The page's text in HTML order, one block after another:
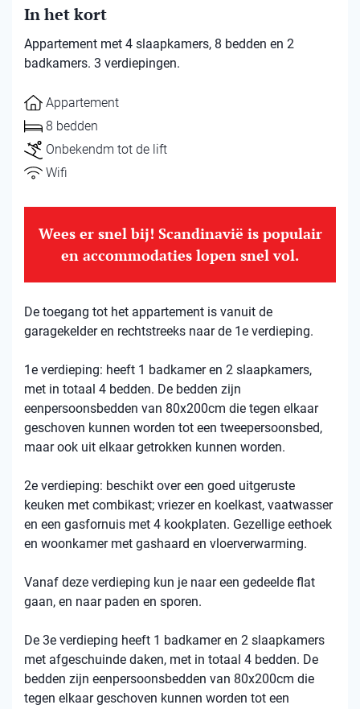
In het kort
Appartement met 4 slaapkamers, 8 bedden en 2
badkamers. 3 verdiepingen.
Appartement
8 bedden
Onbekendm tot de lift
Wifi
Wees er snel bij! Scandinavië is populair
en accommodaties lopen snel vol.
De toegang tot het appartement is vanuit de
garagekelder en rechtstreeks naar de 1e verdieping.
1e verdieping: heeft 1 badkamer en 2 slaapkamers,
met in totaal 4 bedden. De bedden zijn
eenpersoonsbedden van 80x200cm die tegen elkaar
geschoven kunnen worden tot een tweepersoonsbed,
maar ook uit elkaar getrokken kunnen worden.
2e verdieping: beschikt over een goed uitgeruste
keuken met combikast; vriezer en koelkast, vaatwasser
en een gasfornuis met 4 kookplaten. Gezellige eethoek
en woonkamer met gashaard en vloerverwarming.
Vanaf deze verdieping kun je naar een gedeelde flat
gaan, en naar paden en sporen.
De 3e verdieping heeft 1 badkamer en 2 slaapkamers
met afgeschuinde daken, met in totaal 4 bedden. De
bedden zijn eenpersoonsbedden van 80x200cm die
tegen elkaar geschoven kunnen worden tot een